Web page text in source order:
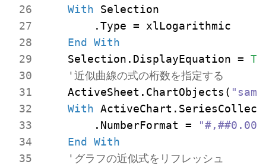
With Selection
        .Type = xlLogarithmic
End
With
    Selection.DisplayEquation =
'近似曲線の式の桁数を指定する
    ActiveSheet.ChartObjects(
With
        .NumberFormat =
End
With
'グラフの近似式をリフレッシュ